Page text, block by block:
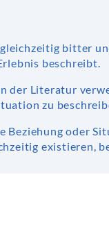
bitter
beschreibt.
der Literatur
zu
Beziehung oder
existieren,